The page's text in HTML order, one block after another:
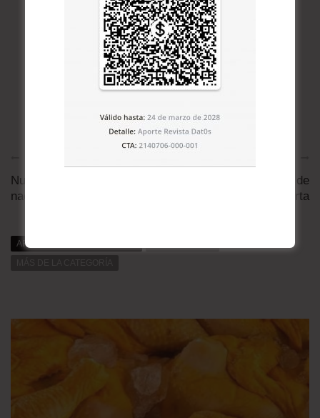
Nuestras tres
nacionalidades
La voz inspiradora de
Evo y Rigoberta
ARTÍCULOS RELACIONADOS